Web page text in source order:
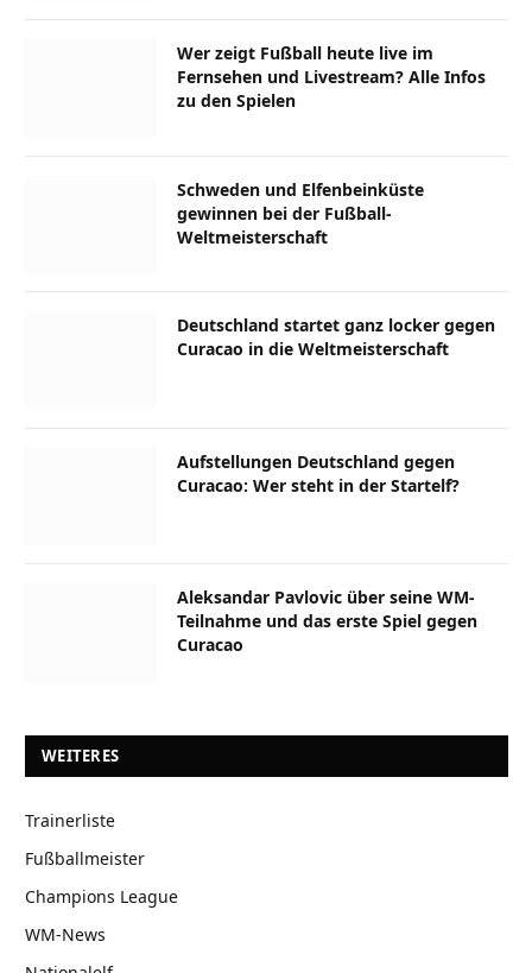
Wer zeigt Fußball heute live im
Fernsehen und Livestream? Alle Infos
zu den Spielen
Schweden und Elfenbeinküste
gewinnen bei der Fußball-
Weltmeisterschaft
Deutschland startet ganz locker gegen
Curacao in die Weltmeisterschaft
Aufstellungen Deutschland gegen
Curacao: Wer steht in der Startelf?
Aleksandar Pavlovic über seine WM-
Teilnahme und das erste Spiel gegen
Curacao
WEITERES
Trainerliste
Fußballmeister
Champions League
WM-News